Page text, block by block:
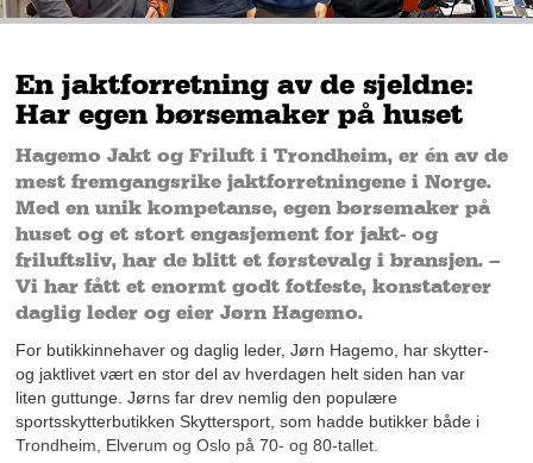
En jaktforretning av de sjeldne:
Har egen børsemaker på huset
Hagemo Jakt og Friluft i Trondheim, er én av de
mest fremgangsrike jaktforretningene i Norge.
Med en unik kompetanse, egen børsemaker på
huset og et stort engasjement for jakt- og
friluftsliv, har de blitt et førstevalg i bransjen. –
Vi har fått et enormt godt fotfeste, konstaterer
daglig leder og eier Jørn Hagemo.
For butikkinnehaver og daglig leder, Jørn Hagemo, har skytter-
og jaktlivet vært en stor del av hverdagen helt siden han var
liten guttunge. Jørns far drev nemlig den populære
sportsskytterbutikken Skyttersport, som hadde butikker både i
Trondheim, Elverum og Oslo på 70- og 80-tallet.